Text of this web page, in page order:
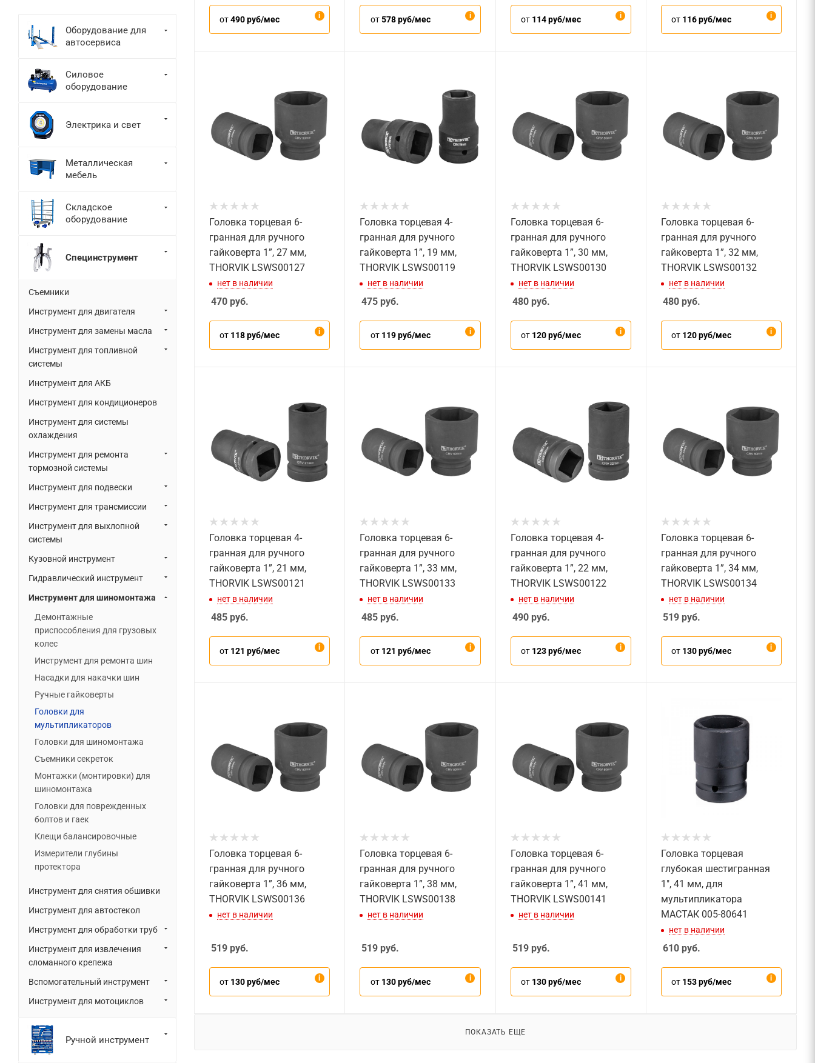
от490 руб/мес от578 руб/мес от 114 руб/мес от 116 руб/мес
Головка торцевая 6-
гранная для ручного
гайковерта 1”, 27 мм,
THORVIK LSWS00127
нет в наличии
470 руб.
от 118 руб/мес
Головка торцевая 4-
гранная для ручного
гайковерта 1”, 19 мм,
THORVIK LSWS00119
нет в наличии
475 руб.
от 119 руб/мес
Головка торцевая 6-
гранная для ручного
гайковерта 1”, 30 мм,
THORVIK LSWS00130
нет в наличии
480руб.
от 120 руб/мес
Головка торцевая 6-
гранная для ручного
гайковерта 1”, 32 мм,
THORVIK LSWS00132
нет в наличии
480руб.
от 120 руб/мес
Головка торцевая 4-
гранная для ручного
гайковерта 1”, 21 мм,
THORVIK LSWS00121
нет в наличии
485 руб.
от 121 руб/мес
Головка торцевая 6-
гранная для ручного
гайковерта 1”, 33 мм,
THORVIK LSWS00133
нет в наличии
485 руб.
от 121 руб/мес
Головка торцевая 4-
гранная для ручного
гайковерта 1”, 22 мм,
THORVIK LSWS00122
нет в наличии
490руб.
от 123 руб/мес
Головка торцевая 6-
гранная для ручного
гайковерта 1”, 34 мм,
THORVIK LSWS00134
нет в наличии
519руб.
от 130 руб/мес
Головка торцевая 6-
гранная для ручного
гайковерта 1”, 36 мм,
THORVIK LSWS00136
нет в наличии
519 руб.
от 130 руб/мес
Головка торцевая 6-
гранная для ручного
гайковерта 1”, 38 мм,
THORVIK LSWS00138
нет в наличии
519 руб.
от 130 руб/мес
Головка торцевая 6-
гранная для ручного
гайковерта 1”, 41 мм,
THORVIK LSWS00141
нет в наличии
519руб.
от 130 руб/мес
Головка торцевая
глубокая шестигранная
1", 41 мм, для
мультипликатора
МАСТАК 005-80641
нет в наличии
610руб.
от 153 руб/мес
ПОКАЗАТЬ ЕЩЕ
Оборудование для
автосервиса
Силовое
оборудование
Электрика и свет
Металлическая
мебель
Складское
оборудование
Специнструмент
Съемники
Инструмент для двигателя
Инструмент для замены масла
Инструмент для топливной
системы
Инструмент для АКБ
Инструмент для кондиционеров
Инструмент для системы
охлаждения
Инструмент для ремонта
тормозной системы
Инструмент для подвески
Инструмент для трансмиссии
Инструмент для выхлопной
системы
Кузовной инструмент
Гидравлический инструмент
Инструмент для шиномонтажа
Демонтажные
приспособления для грузовых
колес
Инструмент для ремонта шин
Насадки для накачки шин
Ручные гайковерты
Головки для
мультипликаторов
Головки для шиномонтажа
Съемники секреток
Монтажки (монтировки) для
шиномонтажа
Головки для поврежденных
болтов и гаек
Клещи балансировочные
Измерители глубины
протектора
Инструмент для снятия обшивки
Инструмент для автостекол
Инструмент для обработки труб
Инструмент для извлечения
сломанного крепежа
Вспомогательный инструмент
Инструмент для мотоциклов
Ручной инструмент